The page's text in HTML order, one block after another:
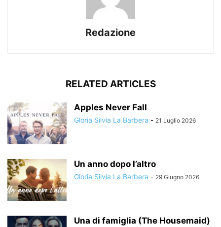
Redazione
RELATED ARTICLES
Apples Never Fall
Gloria Silvia La Barbera - 21 Luglio 2026
Un anno dopo l’altro
Gloria Silvia La Barbera - 29 Giugno 2026
Una di famiglia (The Housemaid)